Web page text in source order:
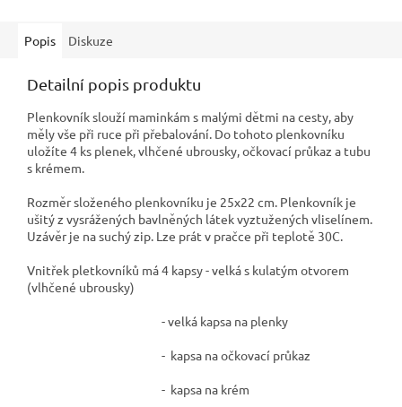
Popis Diskuze
Detailní popis produktu
Plenkovník slouží maminkám s malými dětmi na cesty, aby
měly vše při ruce při přebalování. Do tohoto plenkovníku
uložíte 4 ks plenek, vlhčené ubrousky, očkovací průkaz a tubu
s krémem.
Rozměr složeného plenkovníku je 25x22 cm. Plenkovník je
ušitý z vysrážených bavlněných látek vyztužených vliselínem.
Uzávěr je na suchý zip. Lze prát v pračce při teplotě 30C.
Vnitřek pletkovníků má 4 kapsy - velká s kulatým otvorem
(vlhčené ubrousky)
- velká kapsa na plenky
- kapsa na očkovací průkaz
- kapsa na krém